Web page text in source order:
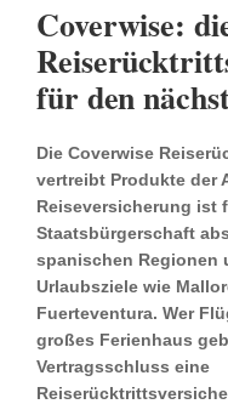
Coverwise:
für den
Die Coverwise
vertreibt Produkte der
Reiseversicherung ist
Staatsbürgerschaft
spanischen Regionen
Urlaubsziele wie
Fuerteventura. Wer
großes Ferienhaus
Vertragsschluss eine